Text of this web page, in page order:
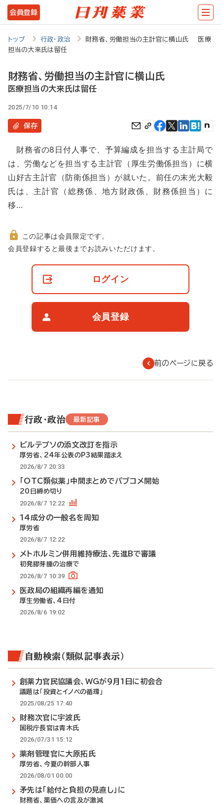
メ
イ
テ
ツ
に
動
会員登録
トップ 行政・政治
財務省、労働担当の主計官に横山氏 医療
担当の大来氏は留任
財務省、労働担当の主計官に横山氏
医療担当の大来氏は留任
2025/7/10 10:14
保存
財務省の8日付人事で、予算編成を担当する主計局で
は、労働などを担当する主計官（厚生労働係担当）に横
山好古主計官（防衛係担当）が就いた。前任の末光大毅
氏は、主計官（総務係、地方財政係、財務係担当）に
移…
非
この記事は会員限定です。
会員登録すると最後までお読みいただけます。
ログイン
会員登録
前のページに戻る
行政・政治 最新記事
ビルテプソの添文改訂を指示
厚労省、24年公表のP3結果踏まえ
2026/8/7 20:33
「OTC類似薬」中間まとめでパブコメ開始
20日締め切り
2026/8/7 12:22
14成分の一般名を周知
厚労省
2026/8/7 12:22
メトホルミン併用維持療法、先進Bで審議
初発膠芽腫の治療で
2026/8/7 10:39
医政局の組織再編を通知
厚生労働省、4日付
2026/8/6 19:02
自動検索（類似記事表示）
創薬力官民協議会、WGが9月1日に初会合
議題は「投資とイノベの循環」
2025/08/25 17:40
財務次官に宇波氏
国税庁長官は青木氏
2026/07/31 15:12
薬剤管理官に大原拓氏
厚労省、今夏の幹部人事
2026/08/01 00:00
矛先は「給付と負担の見直し」に
財務省、薬価への言及が激減